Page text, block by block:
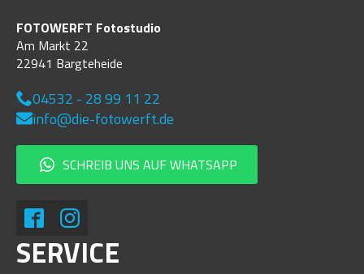
FOTOWERFT Fotostudio
Am Markt 22
22941 Bargteheide
04532 - 28 99 11 22
info@die-fotowerft.de
SCHREIB UNS AUF WHATSAPP
SERVICE